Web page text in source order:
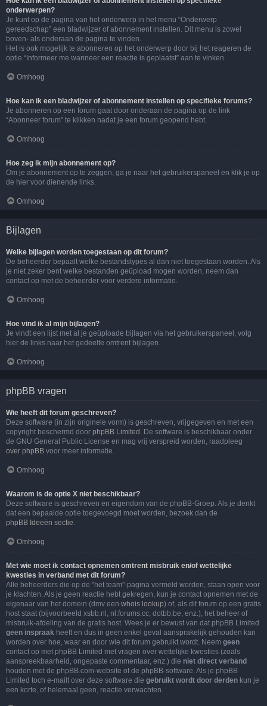
onderwerpen?
Je kunt op de pagina van het onderwerp in het menu “Onderwerp
gereedschap” een bladwijzer of abonnement instellen. Dit menu is zowel
boven- als onderaan de pagina te vinden.
Het is ook mogelijk te abonneren op het onderwerp door bij het reageren de
optie “Informeer me wanneer een reactie is geplaatst” aan te vinken.
Omhoog
Hoe kan ik een bladwijzer of abonnement instellen op specifieke forums?
Je abonneren op een forum gaat door onderaan de pagina op de link
“Abonneer forum” te klikken nadat je een forum geopend hebt.
Omhoog
Hoe zeg ik mijn abonnement op?
Om je abonnement op te zeggen, ga je naar het gebruikerspaneel en klik je op
de hier voor dienende links.
Omhoog
Bijlagen
Welke bijlagen worden toegestaan op dit forum?
De beheerder bepaalt welke bestandstypes al dan niet toegestaan worden. Als
je niet zeker bent welke bestanden geüpload mogen worden, neem dan
contact op met de beheerder voor verdere informatie.
Omhoog
Hoe vind ik al mijn bijlagen?
Je vindt een lijst met al je geüploade bijlagen via het gebruikerspaneel, volg
hier de links naar het gedeelte omtrent bijlagen.
Omhoog
phpBB vragen
Wie heeft dit forum geschreven?
Deze software (in zijn originele vorm) is geschreven, vrijgegeven en met een
copyright beschermd door phpBB Limited . De software is beschikbaar onder
de GNU General Public License en mag vrij verspreid worden, raadpleeg
over phpBB voor meer informatie.
Omhoog
Waarom is de optie X niet beschikbaar?
Deze software is geschreven en eigendom van de phpBB-Groep. Als je denkt
dat een bepaalde optie toegevoegd moet worden, bezoek dan de
phpBB Ideeën sectie.
Omhoog
Met wie moet ik contact opnemen omtrent misbruik en/of wettelijke
kwesties in verband met dit forum?
Alle beheerders die op de "het team"-pagina vermeld worden, staan open voor
je klachten. Als je geen reactie hebt gekregen, kun je contact opnemen met de
eigenaar van het domein (dmv een whois lookup) of, als dit forum op een gratis
host staat (bijvoorbeeld xsbb.nl, nl.forums.cc, dotbb.be, enz.), het beheer of
misbruik-afdeling van de gratis host. Wees je er bewust van dat phpBB Limited
geen inspraak heeft en dus in geen enkel geval aansprakelijk gehouden kan
worden over hoe, waar en door wie dit forum gebruikt wordt. Neem geen
contact op met phpBB Limited met vragen over wettelijke kwesties (zoals
aanspreekbaarheid, ongepaste commentaar, enz.) die niet direct verband
houden met de phpBB.com-website of de phpBB-software. Als je phpBB
Limited toch e-mailt over deze software die gebruikt wordt door derden kun je
een korte, of helemaal geen, reactie verwachten.